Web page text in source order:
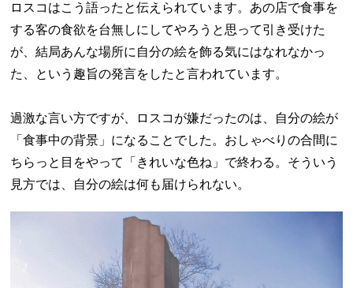
ロスコはこう語ったと伝えられています。あの店で食事を
する客の食欲を台無しにしてやろうと思って引き受けた
が、結局あんな場所に自分の絵を飾る気にはなれなかっ
た、という趣旨の発言をしたと言われています。
過激な言い方ですが、ロスコが嫌だったのは、自分の絵が
「食事中の背景」になることでした。おしゃべりの合間に
ちらっと目をやって「きれいな色ね」で終わる。そういう
見方では、自分の絵は何も届けられない。